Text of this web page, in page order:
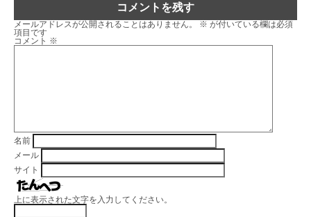
コメントを残す
メールアドレスが公開されることはありません。 ※ が付いている欄は必須
項目です
コメント ※
名前
メール
サイト
上に表示された文字を入力してください。